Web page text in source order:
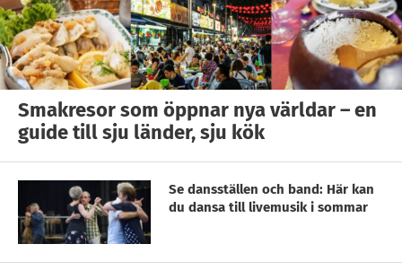
Smakresor som öppnar nya världar – en
guide till sju länder, sju kök
Se dansställen och band: Här kan
du dansa till livemusik i sommar